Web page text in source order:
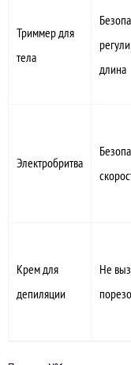
Триммер для
тела
длина
Электробритва
Крем для
депиляции
Не